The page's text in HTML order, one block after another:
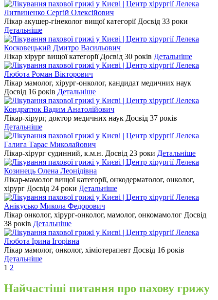
Литвиненко Сергій Олексійович
Лікар акушер-гінеколог вищої категоріїДосвід 33 роки
Детальніше
Косковецький Дмитро Васильович
Лікар хірург вищої категоріїДосвід 30 років Детальніше
Любота Роман Вікторович
Лікар мамолог, хірург-онколог, кандидат медичних наук
Досвід 16 років Детальніше
Кондратюк Вадим Анатолійович
Лікар-хірург, доктор медичних наук Досвід 37 років
Детальніше
Галига Тарас Миколайович
Лікар-хірург судинний, к.м.н. Досвід 23 роки Детальніше
Козинець Олена Леонідівна
Лікар-мамолог вищої категорії, онкодерматолог, онколог,
хірург Досвід 24 роки Детальніше
Анікусько Микола Федорович
Лікар онколог, хірург-онколог, мамолог, онкомамолог Досвід
38 років Детальніше
Любота Ірина Ігорівна
Лікар мамолог, онколог, хіміотерапевт Досвід 16 років
Детальніше
1 2
Найчастіші питання про пахову грижу